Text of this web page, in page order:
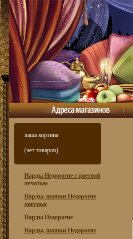
ваша корзина
(нет товаров)
Нарды Недорогие с цветной
печатью
Нарды, шашки Недорогие
цветные
Нарды Недорогие
Нарды, шашки Недорогие